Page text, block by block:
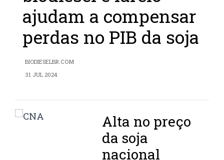
ajudam a compensar
perdas no PIB da soja
BIODIESELBR.COM
31 JUL 2024
Alta no preço
da soja
nacional